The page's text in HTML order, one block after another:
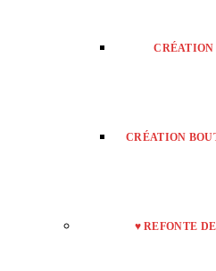
CRÉATION
CRÉATION
♥ REFONTE